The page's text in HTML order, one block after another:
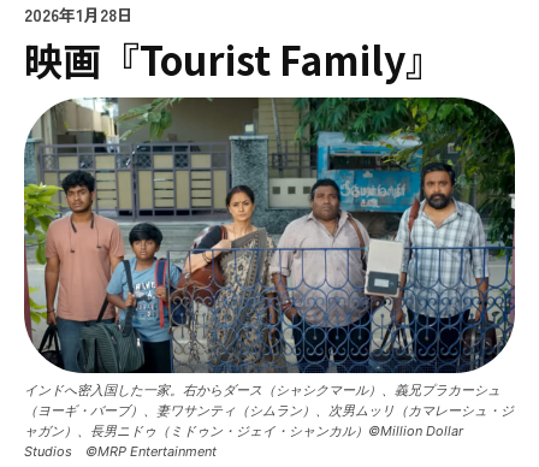
2026年1月28日
映画『Tourist Family』
インドへ密入国した一家。右からダース（シャシクマール）、義兄プラカーシュ
（ヨーギ・バーブ）、妻ワサンティ（シムラン）、次男ムッリ（カマレーシュ・ジ
ャガン）、長男ニドゥ（ミドゥン・ジェイ・シャンカル）©Million Dollar
Studios ©MRP Entertainment